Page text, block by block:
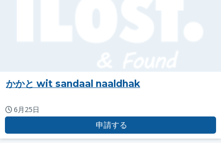
かかと wit sandaal naaldhak
6月25日
申請する